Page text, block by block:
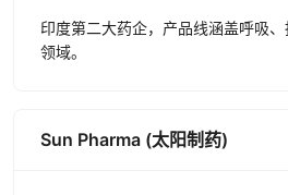
印度第二大药企，产品线涵盖呼吸
领域。
Sun Pharma (太阳制药)